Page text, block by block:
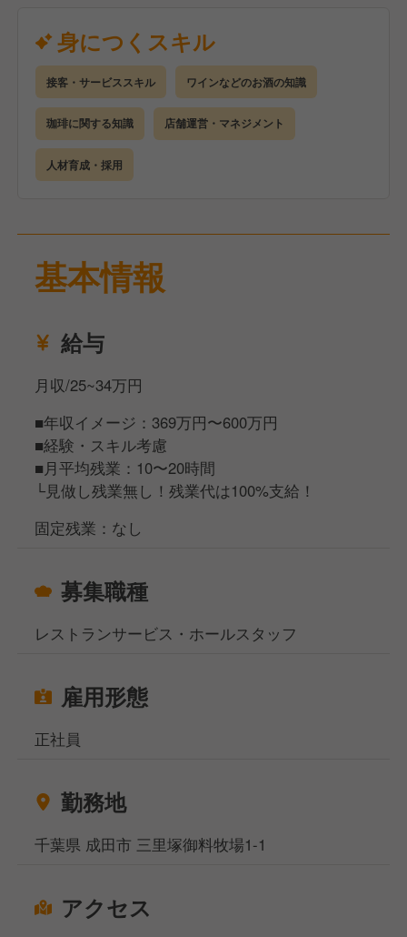
・メニューの説明、オーダーテイク
・テーブルセッティング、片付け
・ドリンクの作成
・クローズ作業
などなど、まずはできるところからお任せしていきま
すので、どんどん覚えていきましょう！
※もちろんご経験者の方は、即戦力として活躍してい
ただけるのはもちろんですが、裁量権が大きい現場な
店に対するアイデアは大歓迎です！
また、ゆくゆくは売上などの数字管理から、在庫管理
や発注予測、スタッフの育成や採用にも携わっていた
マネジメントを覚えていただき、ぜひ店長を目指して
今回の募集としては、"人柄"採用を考えています。
-飲食業界じゃないところで正社員になってみたけ
ど、やっぱり飲食の仕事やってみたい…
-アルバイトでやってた飲食店の仕事の方が楽しかっ
たな…
-今の勤務先、休み少ないし、将来が不安だな…
知っていただくためにお話からでも大丈夫です！
身につくスキル
接客・サービススキル ワインなどのお酒の知識
珈琲に関する知識 店舗運営・マネジメント
人材育成・採用
基本情報
給与
月収/25~34万円
■年収イメージ：369万円〜600万円
■経験・スキル考慮
■月平均残業：10〜20時間
└見做し残業無し！残業代は100%支給！
固定残業：なし
募集職種
レストランサービス・ホールスタッフ
雇用形態
正社員
勤務地
千葉県 成田市 三里塚御料牧場1-1
アクセス